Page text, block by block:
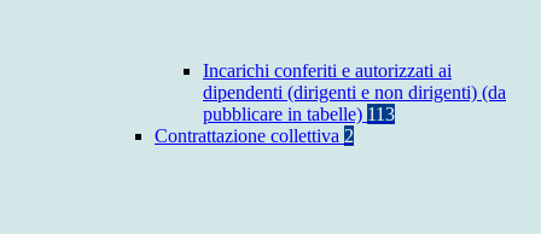
Incarichi conferiti e autorizzati ai
dipendenti (dirigenti e non dirigenti) (da
pubblicare in tabelle) 113
Contrattazione collettiva 2